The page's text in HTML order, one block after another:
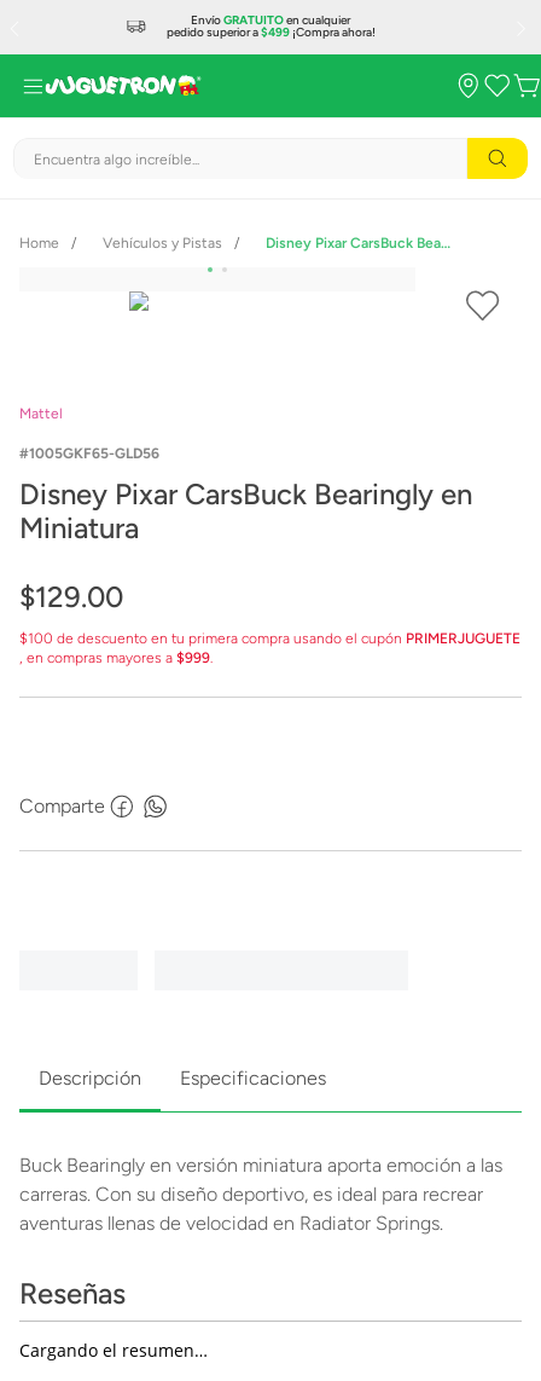
EnvíoGRATUITOen cualquier
pedido superior a$499¡Compra ahora!
Encuentra algo increíble...
Vehículos y Pistas Disney Pixar CarsBuck Bearingly en Miniatura
Mattel
1005GKF65-GLD56
Disney Pixar CarsBuck Bearingly en
Miniatura
$129.00
$100 de descuento en tu primera compra usando el cupón PRIMERJUGUETE
, en compras mayores a $999.
Comparte
Descripción Especificaciones
Buck Bearingly en versión miniatura aporta emoción a las
carreras. Con su diseño deportivo, es ideal para recrear
aventuras llenas de velocidad en Radiator Springs.
Reseñas
Cargando el resumen…